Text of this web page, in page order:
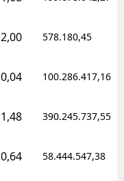
2,00 578.180,45
0,04 100.286.417,16
1,48 390.245.737,55
0,64 58.444.547,38